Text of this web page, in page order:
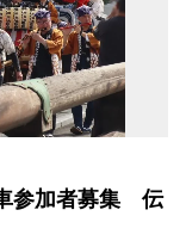
参加者募集 伝